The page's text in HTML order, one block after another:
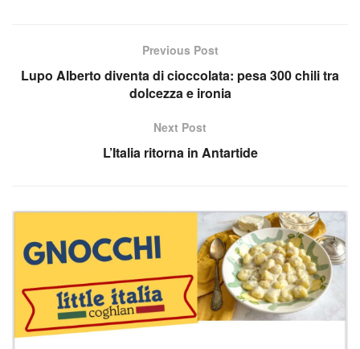
Previous Post
Lupo Alberto diventa di cioccolata: pesa 300 chili tra
dolcezza e ironia
Next Post
L’Italia ritorna in Antartide